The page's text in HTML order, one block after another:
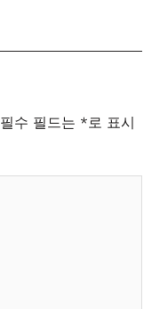
필수 필드는 * 로 표시